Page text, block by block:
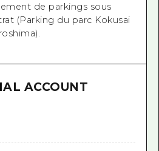
de parkings sous
(Parking du parc Kokusai
ACCOUNT